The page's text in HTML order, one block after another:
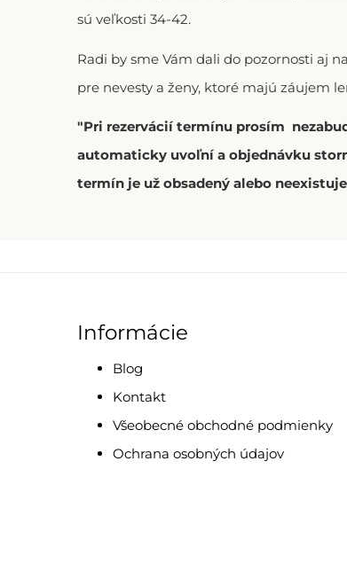
sú veľkosti 34-42.
Radi by sme Vám dali do pozornosti aj
pre nevesty a ženy, ktoré majú záujem
"Pri rezervácií termínu prosím
automaticky uvoľní a objednávku
termín je už obsadený alebo
Informácie
Blog
Kontakt
Všeobecné obchodné podmienky
Ochrana osobných údajov